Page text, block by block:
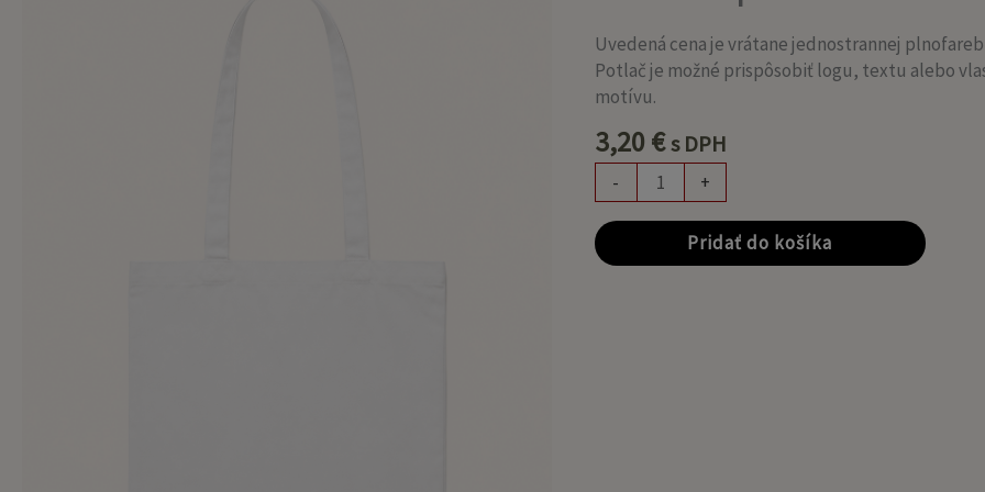
Uvedená cena je vrátane jednostrannej
Potlač je možné prispôsobiť logu, textu alebo
motívu.
3,20 € s DPH
- +
Pridať do košíka